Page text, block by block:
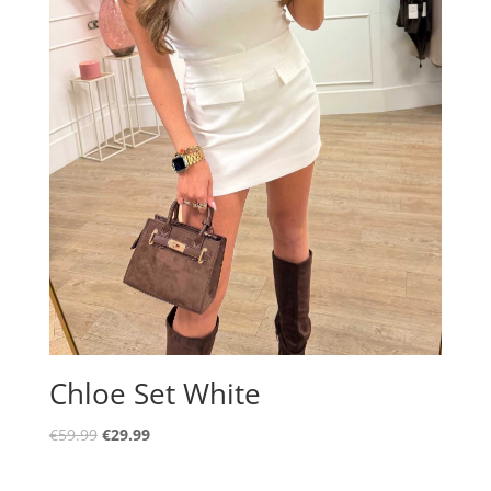
Chloe Set White
€59.99 Oorspronkelijke
€29.99Huidige